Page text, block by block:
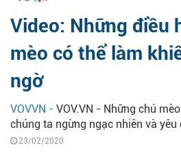
Video: Những điều
mèo có thể làm
ngờ
VOVVN - VOV.VN - Những chú
chúng ta ngừng ngạc nhiên và yêu
23/02/2020